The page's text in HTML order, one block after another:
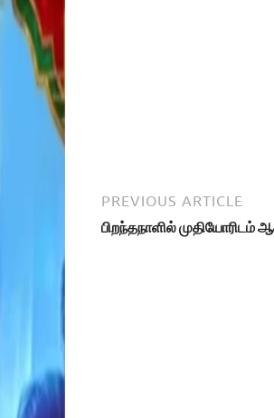
PREVIOUS ARTICLE
பிறந்தநாளில் முதியோரிடம்